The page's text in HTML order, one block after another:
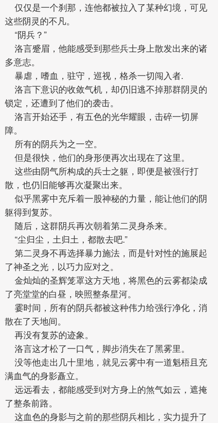
仅仅是一个刹那，连他都被拉入了某种幻境，可见
这些阴灵的不凡。
“阴兵？”
洛言蹙眉，他能感受到那些兵士身上散发出来的诸
多意志。
暴虐，嗜血，驻守，巡视，格杀一切闯入者.
洛言下意识的收敛气机，却仍旧逃不掉那群阴灵的
锁定，还遭到了他们的袭击。
洛言开始还手，有五色的光华耀眼，击碎一切屏
障。
所有的阴兵为之一空。
但是很快，他们的身形便再次出现在了这里。
这些由阴气所构成的兵士之躯，即便是被强行打
散，也仍旧能够再次凝聚出来。
似乎黑雾中充斥着一股神秘的力量，能让他们的阴
躯得到复苏。
随后，这群阴兵再次朝着第二灵身杀来。
“尘归尘，土归土，都散去吧.”
第二灵身不再选择暴力施法，而是针对性的施展起
了神圣之光，以巧力应对之。
金灿灿的圣辉笼罩这方天地，将黑色的云雾都染成
了亮堂堂的白昼，映照整条星河。
霎时间，所有的阴兵都被这种伟力给强行净化，消
散在了天地间。
再没有复苏的迹象。
洛言这才松了一口气，脚步消失在了黑雾里。
没等他走出几十里地，就见云雾中有一道魁梧且充
满血气的身影矗立。
远远看去，都能感受到对方身上的煞气如云，遮掩
了整条前路。
这血色的身影与之前的那些阴兵相比，实力提升了